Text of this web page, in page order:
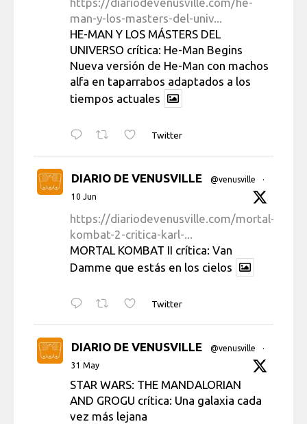
man-y-los-masters-del-univ...
HE-MAN Y LOS MÁSTERS DEL
UNIVERSO crítica: He-Man Begins
Nueva versión de He-Man con machos
alfa en taparrabos adaptados a los
tiempos actuales
Twitter
DIARIO DE VENUSVILLE @venusville
·
10 Jun
https://diariodevenusville.com/mortal-
kombat-2-critica-karl-...
MORTAL KOMBAT II crítica: Van
Damme que estás en los cielos
Twitter
DIARIO DE VENUSVILLE @venusville
·
31 May
STAR WARS: THE MANDALORIAN
AND GROGU crítica: Una galaxia cada
vez más lejana